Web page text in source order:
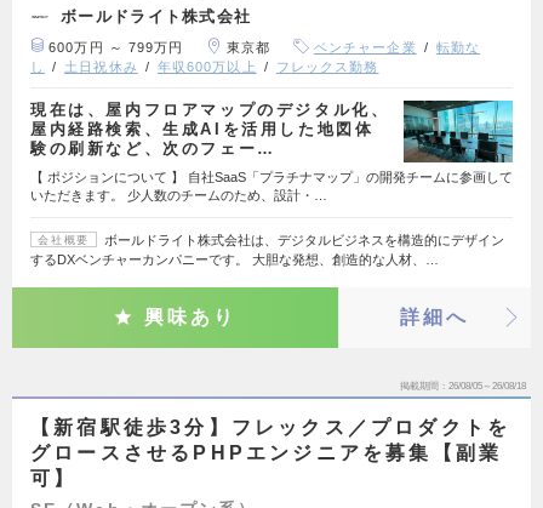
ボールドライト株式会社
600万円 ～ 799万円 東京都 ベンチャー企業
転勤な
し
土日祝休み 年収600万以上 フレックス勤務
現在は、屋内フロアマップのデジタル化、
屋内経路検索、生成AIを活用した地図体
験の刷新など、次のフェー…
【 ポジションについて 】 自社SaaS「プラチナマップ」の開発チームに参画して
いただきます。 少人数のチームのため、設計・…
会社概要
ボールドライト株式会社は、デジタルビジネスを構造的にデザイン
するDXベンチャーカンパニーです。 大胆な発想、創造的な人材、…
興味あり 詳細へ
掲載期間 26/08/05～26/08/18
【新宿駅徒歩3分】フレックス／プロダクトを
グロースさせるPHPエンジニアを募集【副業
可】